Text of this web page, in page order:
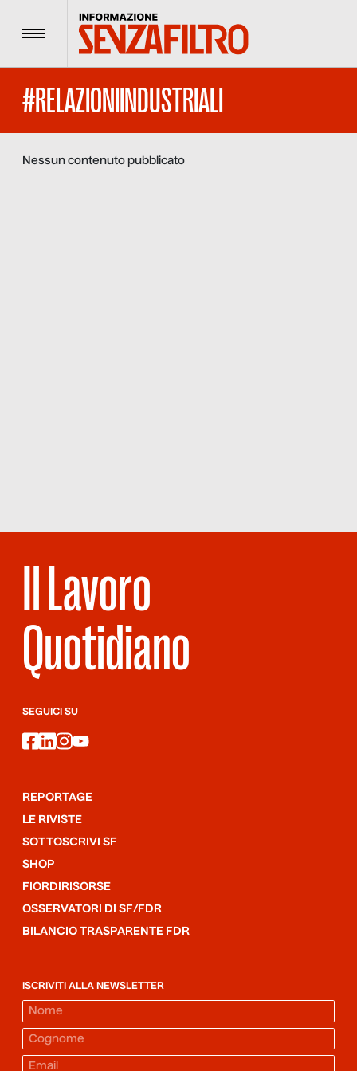
Menu
#RELAZIONIINDUSTRIALI
Nessun contenuto pubblicato
Il Lavoro
Quotidiano
SEGUICI SU
facebook
linkedin
instagram
youtube
REPORTAGE
LE RIVISTE
SOTTOSCRIVI SF
SHOP
FIORDIRISORSE
OSSERVATORI DI SF/FDR
BILANCIO TRASPARENTE FDR
ISCRIVITI ALLA NEWSLETTER